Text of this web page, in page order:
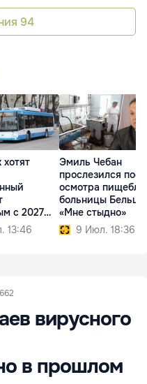
94
хотят
с 2027
13:46
Эмиль Чебан
прослезился
осмотра
больницы Бельц:
«Мне стыдно»
9 Июл. 18:36
вирусного
в прошлом